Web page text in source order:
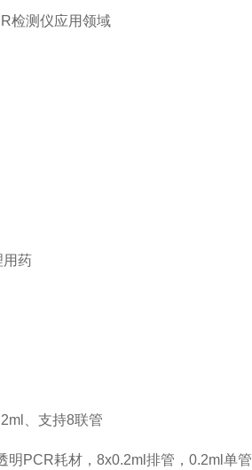
检测仪应用领域
用药
、支持8联管
明PCR耗材，8x0.2ml排管，0.2ml单管